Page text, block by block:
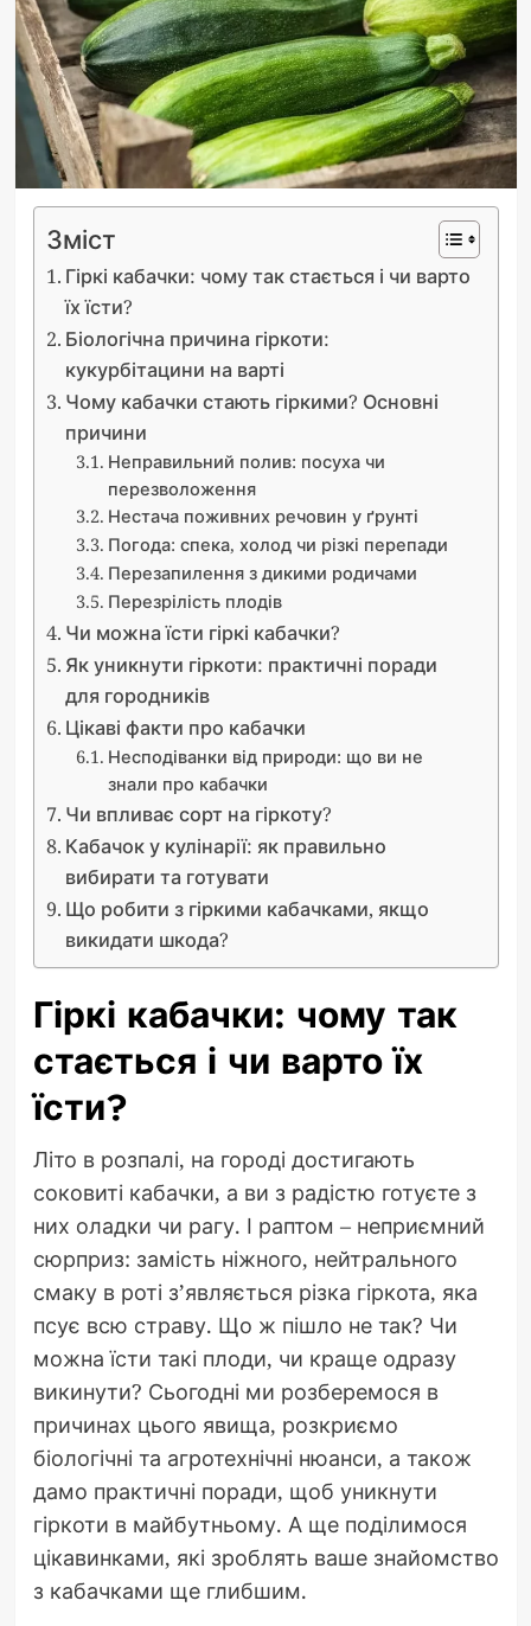
Зміст
Гіркі кабачки: чому так стається і чи варто
їх їсти?
Біологічна причина гіркоти:
кукурбітацини на варті
Чому кабачки стають гіркими? Основні
причини
Неправильний полив: посуха чи
перезволоження
Нестача поживних речовин у ґрунті
Погода: спека, холод чи різкі перепади
Перезапилення з дикими родичами
Перезрілість плодів
Чи можна їсти гіркі кабачки?
Як уникнути гіркоти: практичні поради
для городників
Цікаві факти про кабачки
Несподіванки від природи: що ви не
знали про кабачки
Чи впливає сорт на гіркоту?
Кабачок у кулінарії: як правильно
вибирати та готувати
Що робити з гіркими кабачками, якщо
викидати шкода?
Гіркі кабачки: чому так
стається і чи варто їх
їсти?
Літо в розпалі, на городі достигають
соковиті кабачки, а ви з радістю готуєте з
них оладки чи рагу. І раптом – неприємний
сюрприз: замість ніжного, нейтрального
смаку в роті з’являється різка гіркота, яка
псує всю страву. Що ж пішло не так? Чи
можна їсти такі плоди, чи краще одразу
викинути? Сьогодні ми розберемося в
причинах цього явища, розкриємо
біологічні та агротехнічні нюанси, а також
дамо практичні поради, щоб уникнути
гіркоти в майбутньому. А ще поділимося
цікавинками, які зроблять ваше знайомство
з кабачками ще глибшим.